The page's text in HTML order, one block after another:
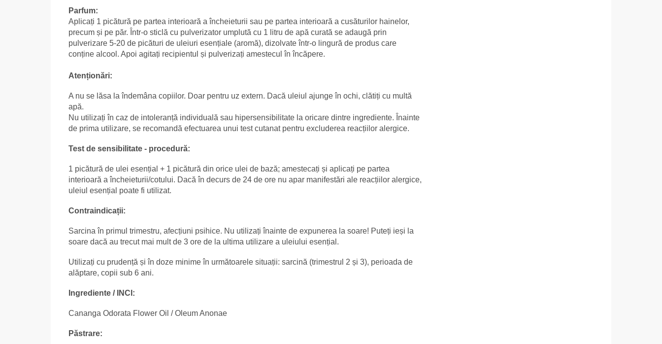
Parfum:
Aplicați 1 picătură pe partea interioară a încheieturii sau pe partea interioară a cusăturilor hainelor,
precum și pe păr. Într-o sticlă cu pulverizator umplută cu 1 litru de apă curată se adaugă prin
pulverizare 5-20 de picături de uleiuri esențiale (aromă), dizolvate într-o lingură de produs care
conține alcool. Apoi agitați recipientul și pulverizați amestecul în încăpere.
Atenționări:
A nu se lăsa la îndemâna copiilor. Doar pentru uz extern. Dacă uleiul ajunge în ochi, clătiți cu multă
apă.
Nu utilizați în caz de intoleranță individuală sau hipersensibilitate la oricare dintre ingrediente. Înainte
de prima utilizare, se recomandă efectuarea unui test cutanat pentru excluderea reacțiilor alergice.
Test de sensibilitate - procedură:
1 picătură de ulei esențial + 1 picătură din orice ulei de bază; amestecați și aplicați pe partea
interioară a încheieturii/cotului. Dacă în decurs de 24 de ore nu apar manifestări ale reacțiilor alergice,
uleiul esențial poate fi utilizat.
Contraindicații:
Sarcina în primul trimestru, afecțiuni psihice. Nu utilizați înainte de expunerea la soare! Puteți ieși la
soare dacă au trecut mai mult de 3 ore de la ultima utilizare a uleiului esențial.
Utilizați cu prudență și în doze minime în următoarele situații: sarcină (trimestrul 2 și 3), perioada de
alăptare, copii sub 6 ani.
Ingrediente / INCI:
Cananga Odorata Flower Oil / Oleum Anonae
Păstrare: